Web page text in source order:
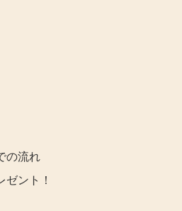
の流れ
ゼント！